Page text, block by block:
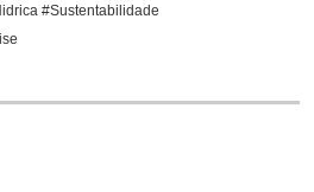
#Sustentabilidade